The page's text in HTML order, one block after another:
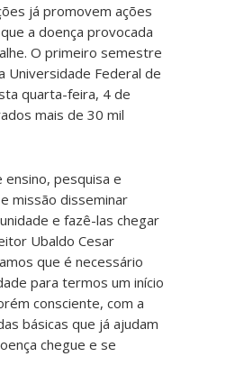
já promovem ações
a doença provocada
O primeiro semestre
Universidade Federal de
quarta-feira, 4 de
mais de 30 mil
ensino, pesquisa e
missão disseminar
e fazê-las chegar
Ubaldo Cesar
que é necessário
para termos um início
consciente, com a
básicas que já ajudam
chegue e se